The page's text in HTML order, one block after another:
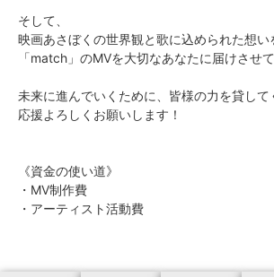
そして、
映画あさぼくの世界観と歌に込められた想い
「match」のMVを大切なあなたに届けさせ
未来に進んでいくために、皆様の力を貸して
応援よろしくお願いします！
《資金の使い道》
・MV制作費
・アーティスト活動費